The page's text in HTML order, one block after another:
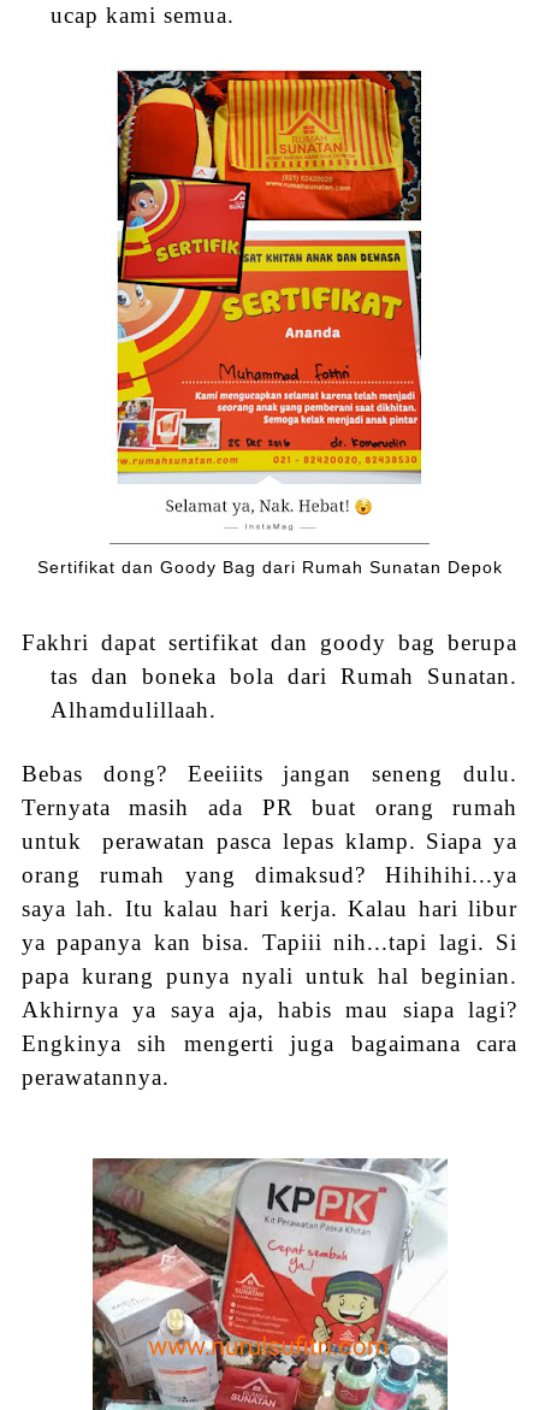
ucap kami semua.
Sertifikat dan Goody Bag dari Rumah Sunatan Depok
Fakhri dapat sertifikat dan goody bag berupa
tas dan boneka bola dari Rumah Sunatan.
Alhamdulillaah.
Bebas dong? Eeeiiits jangan seneng dulu.
Ternyata masih ada PR buat orang rumah
untuk perawatan pasca lepas klamp. Siapa ya
orang rumah yang dimaksud? Hihihihi...ya
saya lah. Itu kalau hari kerja. Kalau hari libur
ya papanya kan bisa. Tapiii nih...tapi lagi. Si
papa kurang punya nyali untuk hal beginian.
Akhirnya ya saya aja, habis mau siapa lagi?
Engkinya sih mengerti juga bagaimana cara
perawatannya.